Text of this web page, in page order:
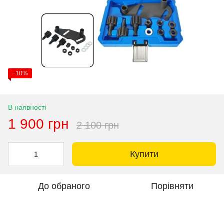
−10%
В наявності
1 900 грн 2 100 грн
Купити
До обраного Порівняти